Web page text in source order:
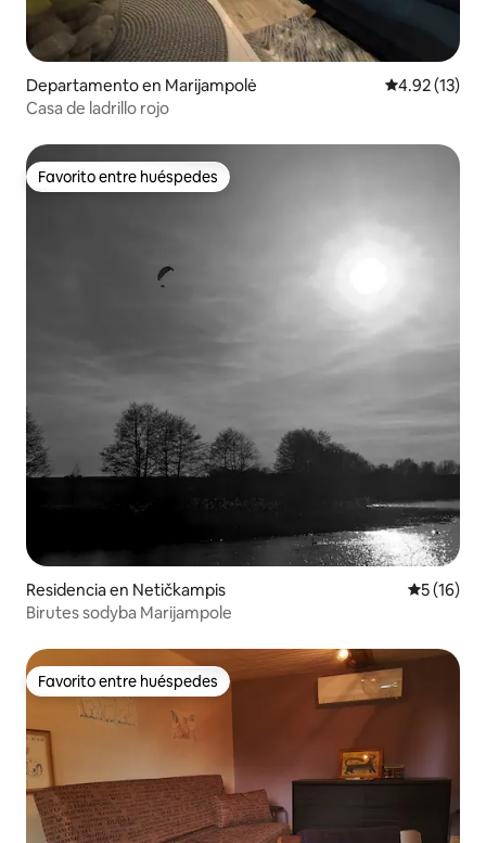
Departamento en Marijampolė Calificación
4.92 (13)
Casa de ladrillo rojo
Favorito entre huéspedes
Favorito entre huéspedes
Residencia en Netičkampis
5 (16)
Birutes sodyba Marijampole
Favorito entre huéspedes
Favorito entre huéspedes